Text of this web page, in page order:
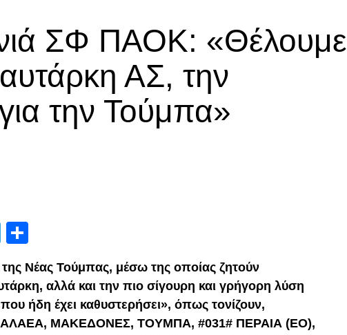
ΣΦ ΠΑΟΚ: «Θέλουμε
ΑΣ, την
την Τούμπα»
Telegram
Νέας Τούμπας, μέσω της οποίας ζητούν
αλλά και την πιο σίγουρη και γρήγορη λύση
ήδη έχει καθυστερήσει», όπως τονίζουν,
ΜΑΚΕΔΟΝΕΣ, ΤΟΥΜΠΑ, #031# ΠΕΡΑΙΑ (ΕΟ),